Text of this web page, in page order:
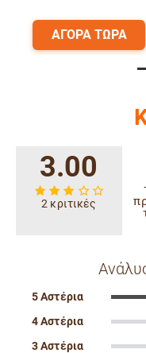
3.00
2 κριτικές
5 Αστέρια
4 Αστέρια
3 Αστέρια